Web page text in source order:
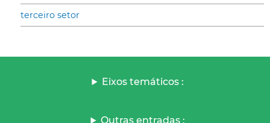
terceiro setor
Eixos temáticos :
Outras entradas :